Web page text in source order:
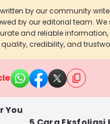
by our community
by our editorial team. We
and reliable
credibility, and
You